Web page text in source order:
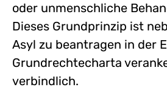
oder unmenschliche
Dieses Grundprinzip ist
Asyl zu beantragen in der
Grundrechtecharta
verbindlich.